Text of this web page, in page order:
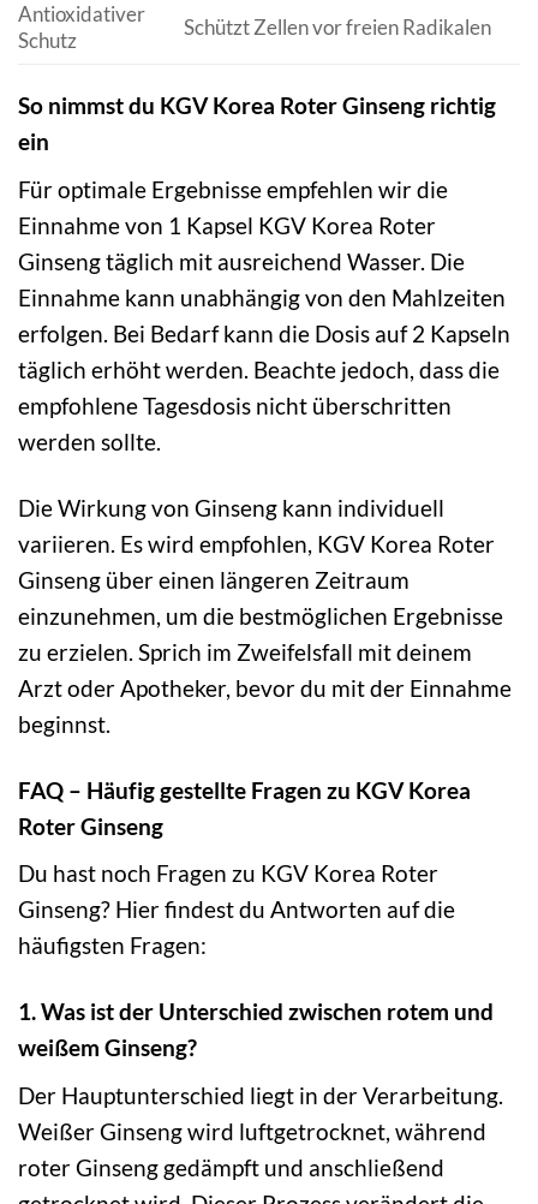
Antioxidativer
Schutz
Schützt Zellen vor freien Radikalen
So nimmst du KGV Korea Roter Ginseng richtig
ein
Für optimale Ergebnisse empfehlen wir die
Einnahme von 1 Kapsel KGV Korea Roter
Ginseng täglich mit ausreichend Wasser. Die
Einnahme kann unabhängig von den Mahlzeiten
erfolgen. Bei Bedarf kann die Dosis auf 2 Kapseln
täglich erhöht werden. Beachte jedoch, dass die
empfohlene Tagesdosis nicht überschritten
werden sollte.
Die Wirkung von Ginseng kann individuell
variieren. Es wird empfohlen, KGV Korea Roter
Ginseng über einen längeren Zeitraum
einzunehmen, um die bestmöglichen Ergebnisse
zu erzielen. Sprich im Zweifelsfall mit deinem
Arzt oder Apotheker, bevor du mit der Einnahme
beginnst.
FAQ – Häufig gestellte Fragen zu KGV Korea
Roter Ginseng
Du hast noch Fragen zu KGV Korea Roter
Ginseng? Hier findest du Antworten auf die
häufigsten Fragen:
1. Was ist der Unterschied zwischen rotem und
weißem Ginseng?
Der Hauptunterschied liegt in der Verarbeitung.
Weißer Ginseng wird luftgetrocknet, während
roter Ginseng gedämpft und anschließend